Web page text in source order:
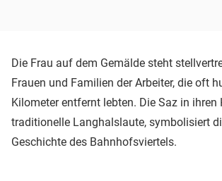
Die Frau auf dem Gemälde steht
Frauen und Familien der Arbeiter, die oft
Kilometer entfernt lebten. Die Saz in ihren
traditionelle Langhalslaute, symbolisiert
Geschichte des Bahnhofsviertels.